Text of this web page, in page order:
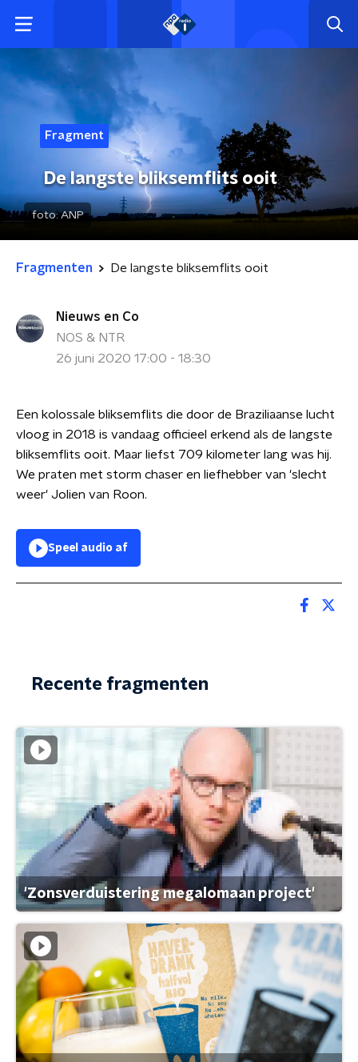
Fragment
De langste bliksemflits ooit
foto:ANP
Fragmenten De langste bliksemflits ooit
Nieuws en Co
NOS & NTR
26 juni 2020 17:00 - 18:30
Een kolossale bliksemflits die door de Braziliaanse lucht
vloog in 2018 is vandaag officieel erkend als de langste
bliksemflits ooit. Maar liefst 709 kilometer lang was hij.
We praten met storm chaser en liefhebber van 'slecht
weer' Jolien van Roon.
Speel audio af
Recente fragmenten
'Zonsverduistering megalomaan project'